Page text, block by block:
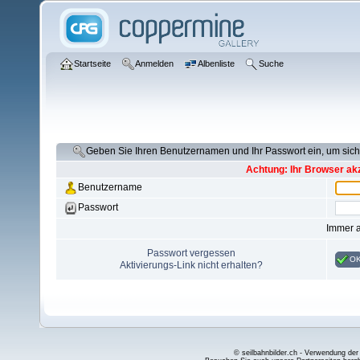
Startseite Anmelden Albenliste Suche
Geben Sie Ihren Benutzernamen und Ihr Passwort ein, um
Achtung: Ihr Browser
Benutzername
Passwort
Immer
Passwort vergessen
Aktivierungs-Link nicht erhalten?
© seilbahnbilder.ch - Verwendung